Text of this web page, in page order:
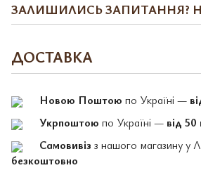
ЗАЛИШИЛИСЬ ЗАПИТАННЯ?
ДОСТАВКА
Новою Поштою по Україні —
Укрпоштою по Україні — від 50
Самовивіз з нашого магазину у
безкоштовно